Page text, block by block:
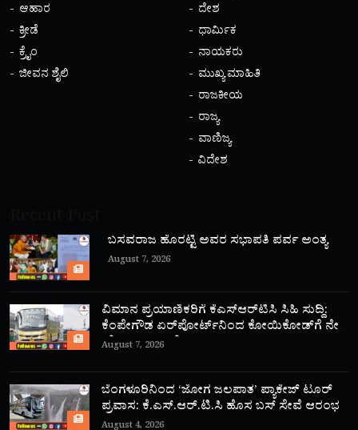
ಆಹಾರ
ಕ್ರೀಡೆ
ಕ್ರೈಂ
ಜೀವನ ಶೈಲಿ
ದೇಶ
ಧಾರ್ಮಿಕ
ನಾಯಕರು
ಮುಖ್ಯ ಮಾಹಿತಿ
ರಾಜಕೀಯ
ರಾಜ್ಯ
ವಾಣಿಜ್ಯ
ವಿದೇಶ
ಬಸವರಾಜ ಹೊರಟ್ಟಿ ಅವರ ಸಭಾಪತಿ ಪರ್ವ ಅಂತ್ಯ
August 7, 2026
ವಿಮಾನ ಪ್ರಯಾಣಿಕರಿಗೆ ಕೆಎಸ್‌ಆರ್‌ಟಿಸಿ ಸಿಹಿ ಸುದ್ದಿ:
ಕೆಂಪೇಗೌಡ ಏರ್‌ಪೋರ್ಟ್‌ನಿಂದ ಕೋಯಿಕೋಡ್‌ಗೆ ನೇರ
‘ಫ್ಲೈ ಬಸ್’ ಸಾರಿಗೆ ಆರಂಭ!
August 7, 2026
ಬೆಂಗಳೂರಿನಿಂದ ‘ಜೋಗ ಜಲಪಾತ’ ಪ್ಯಾಕೇಜ್ ಟೂರ್
ಪ್ರವಾಸ: ಕೆ.ಎಸ್.ಆರ್.ಟಿ.ಸಿ ಹೊಸ ಬಸ್ ಸೇವೆ ಆರಂಭ
August 4, 2026